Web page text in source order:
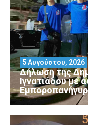
Δήλωση της
Ιγνατιάδου με
5 Αυγούστου, 2026